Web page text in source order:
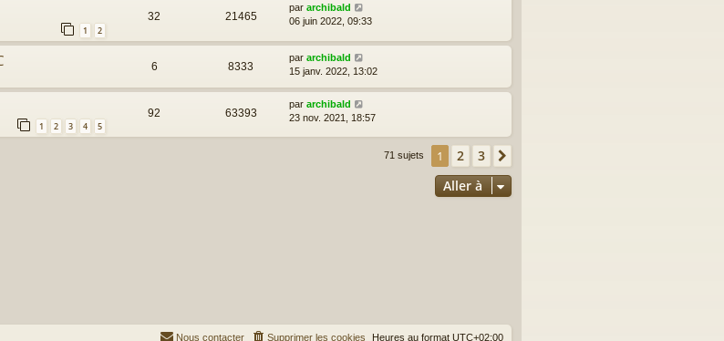
1 2
32 21465
par archibald
06 juin 2022, 09:33
6 8333
par archibald
15 janv. 2022, 13:02
1 2 3 4 5
92 63393
par archibald
23 nov. 2021, 18:57
71 sujets 1 2 3
Aller à
Heures au format UTC+02:00
Supprimer les cookies
Nous contacter